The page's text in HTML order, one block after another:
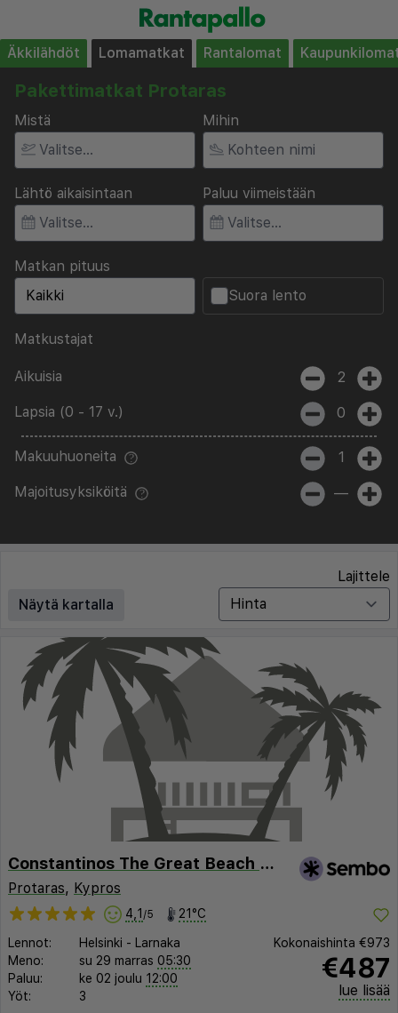
Äkkilähdöt Lomamatkat Rantalomat
Pakettimatkat Protaras
Mistä Mihin
Lähtö aikaisintaan Paluu viimeistään
Matkan pituus
Suora lento
Matkustajat
Aikuisia 2
Lapsia (0 - 17 v.) 0
Makuuhuoneita 1
Majoitusyksiköitä —
Näytä kartalla
Lajittele
Constantinos The Great Beach Hotel
Protaras, Kypros
4,1 /5 21°C
Lennot: Helsinki -
Larnaka
Meno:
su 29 marras 05:30
Paluu:
ke 02 joulu 12:00
Yöt:
3
Kokonaishinta €973
€487
lue lisää